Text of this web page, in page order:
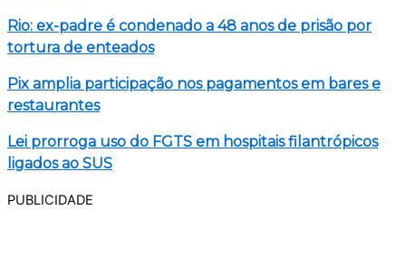
Rio: ex-padre é condenado a 48 anos de prisão por
tortura de enteados
Pix amplia participação nos pagamentos em bares e
restaurantes
Lei prorroga uso do FGTS em hospitais filantrópicos
ligados ao SUS
PUBLICIDADE